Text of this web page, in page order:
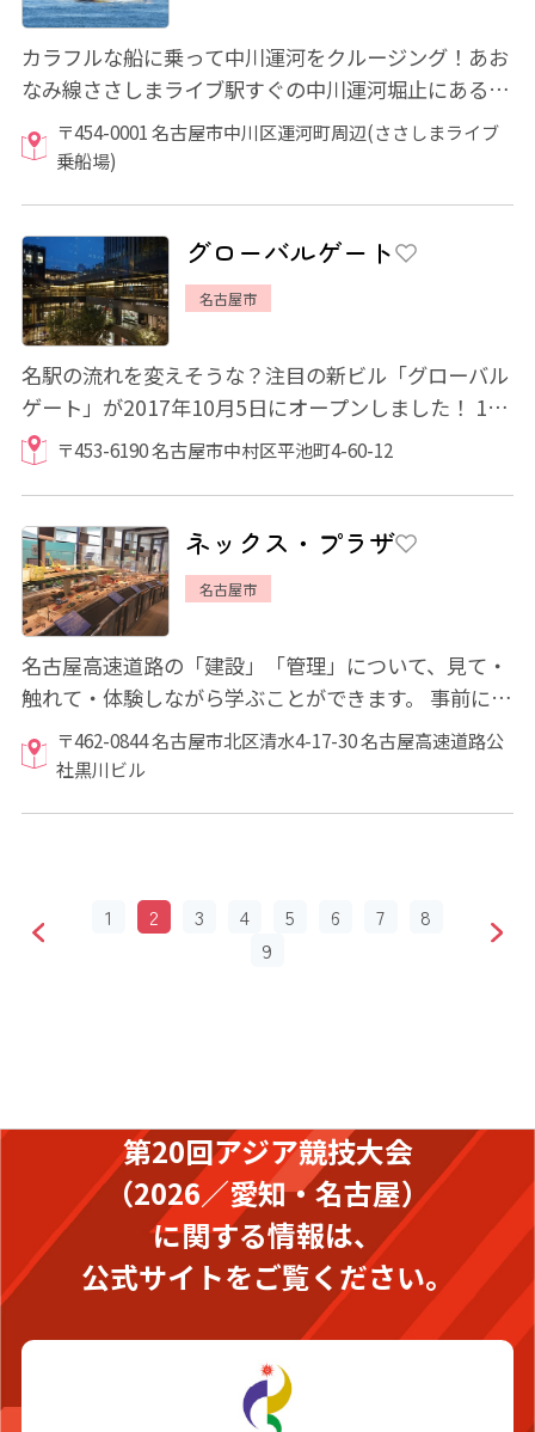
カラフルな船に乗って中川運河をクルージング！あお
なみ線ささしまライブ駅すぐの中川運河堀止にある
「ささしまライブ」から、「金城ふ頭」までを...
〒454-0001 名古屋市中川区運河町周辺(ささしまライブ
乗船場)
グローバルゲート
名古屋市
名駅の流れを変えそうな？注目の新ビル「グローバル
ゲート」が2017年10月5日にオープンしました！ 1階
から4階にかけては吹き抜けになっており、ラ...
〒453-6190 名古屋市中村区平池町4-60-12
ネックス・プラザ
名古屋市
名古屋高速道路の「建設」「管理」について、見て・
触れて・体験しながら学ぶことができます。 事前に予
約することで交通管制室の見学もできます。
〒462-0844 名古屋市北区清水4-17-30 名古屋高速道路公
社黒川ビル
1 2 3 4 5 6 7
8
9
第20回アジア競技大会
（2026／愛知・名古屋）
に関する情報は、
公式サイトをご覧ください。